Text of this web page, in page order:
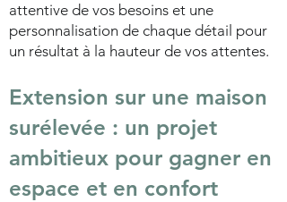
attentive de vos besoins et une
personnalisation de chaque détail pour
un résultat à la hauteur de vos attentes.
Extension sur une maison
surélevée : un projet
ambitieux pour gagner en
espace et en confort